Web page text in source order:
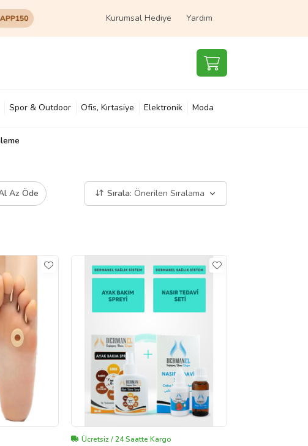
Kurumsal Hediye Yardım
Spor & Outdoor Ofis, Kırtasiye Elektronik Moda
Az Öde Sırala: Önerilen Sıralama
Ücretsiz / 24 Saatte Kargo